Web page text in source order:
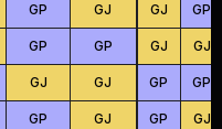
GP GJ
GP GP
GJ GJ
GP GJ
GJ GP
GJ GJ
GP GP
GP GJ